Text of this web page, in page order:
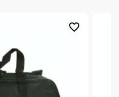
favorite_border